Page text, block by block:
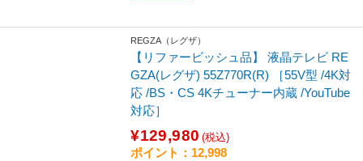
REGZA（レグザ）
【リファービッシュ品】 液晶テレビ RE
GZA(レグザ) 55Z770R(R) ［55V型 /4K対
応 /BS・CS 4Kチューナー内蔵 /YouTube
対応］
¥129,980 (税込)
ポイント：12,998